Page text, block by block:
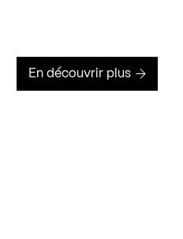
En découvrir plus